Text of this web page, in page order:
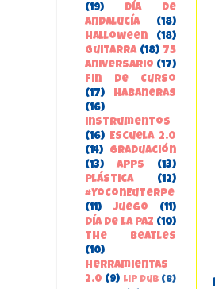
(19)
Día de
Andalucía
(18)
Halloween
(18)
guitarra (18) 75
aniversario (17)
Fin de Curso
(17)
habaneras
(16)
instrumentos
(16) Escuela 2.0
(14)
Graduación
(13)
apps
(13)
Plástica
(12)
#YoConEuterpe
(11)
juego
(11)
Día de la Paz (10)
the beatles
(10)
herramientas
2.0 (9) Lip Dub (8)